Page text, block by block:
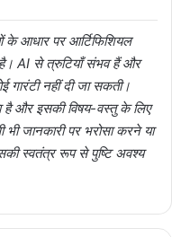
के आधार पर आर्टिफिशियल
है। AI से त्रुटियाँ संभव हैं और
गारंटी नहीं दी जा सकती।
इसकी विषय-वस्तु के लिए
भी जानकारी पर भरोसा करने या
स्वतंत्र रूप से पुष्टि अवश्य